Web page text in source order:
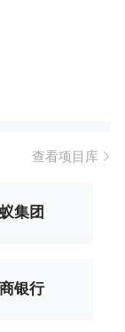
查看项目库
集团
银行